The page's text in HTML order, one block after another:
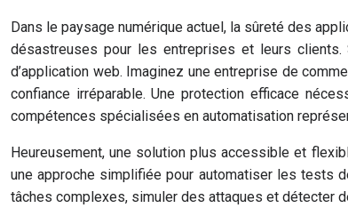
Dans le paysage numérique actuel, la sûreté des
désastreuses pour les entreprises et leurs
d’application web. Imaginez une entreprise de
confiance irréparable. Une protection efficace
compétences spécialisées en automatisation
Heureusement, une solution plus accessible et
une approche simplifiée pour automatiser les tests
tâches complexes, simuler des attaques et détecter